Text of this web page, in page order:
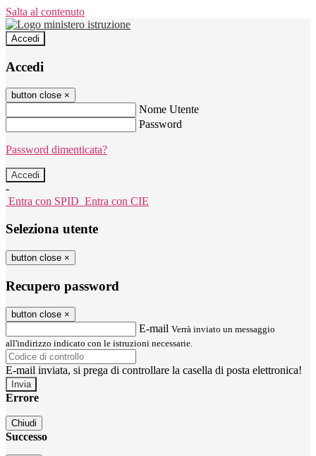
Salta al contenuto
Accedi
Accedi
button close ×
Nome Utente
Password
Password dimenticata?
-
Entra con SPID Entra con CIE
Seleziona utente
button close ×
Recupero password
button close ×
E-mail Verrà inviato un messaggio
all'indirizzo indicato con le istruzioni necessarie.
E-mail inviata, si prega di controllare la casella di posta elettronica!
Errore
Chiudi
Successo